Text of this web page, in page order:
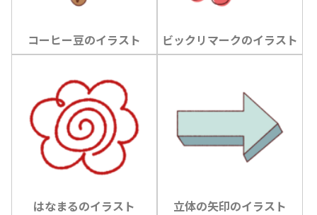
コーヒー豆のイラスト ビックリマークのイラスト
はなまるのイラスト 立体の矢印のイラスト